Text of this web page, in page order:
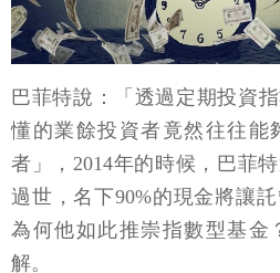
巴菲特說：「透過定期投資
懂的業餘投資者竟然往往能
者」，2014年的時候，巴菲
過世，名下90%的現金將讓
為何他如此推崇指數型基金
解。